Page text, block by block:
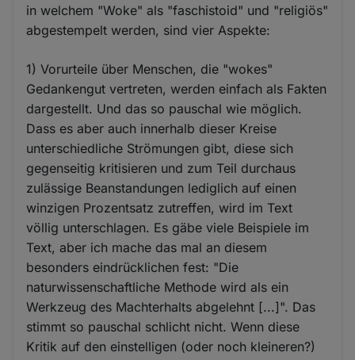
in welchem "Woke" als "faschistoid" und "religiös"
abgestempelt werden, sind vier Aspekte:
1) Vorurteile über Menschen, die "wokes"
Gedankengut vertreten, werden einfach als Fakten
dargestellt. Und das so pauschal wie möglich.
Dass es aber auch innerhalb dieser Kreise
unterschiedliche Strömungen gibt, diese sich
gegenseitig kritisieren und zum Teil durchaus
zulässige Beanstandungen lediglich auf einen
winzigen Prozentsatz zutreffen, wird im Text
völlig unterschlagen. Es gäbe viele Beispiele im
Text, aber ich mache das mal an diesem
besonders eindrücklichen fest: "Die
naturwissenschaftliche Methode wird als ein
Werkzeug des Machterhalts abgelehnt [...]". Das
stimmt so pauschal schlicht nicht. Wenn diese
Kritik auf den einstelligen (oder noch kleineren?)